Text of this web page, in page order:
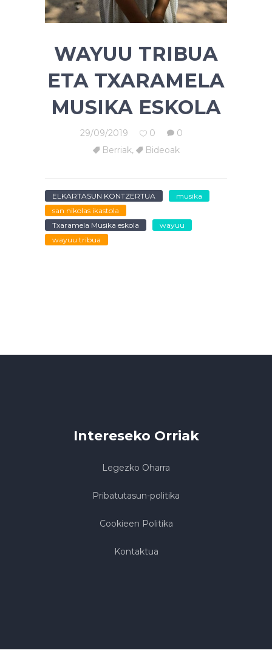
WAYUU TRIBUA
ETA TXARAMELA
MUSIKA ESKOLA
29/09/2019 0
0
Berriak, Bideoak
ELKARTASUN KONTZERTUA
musika
san nikolas ikastola
Txaramela Musika eskola
wayuu
wayuu tribua
Intereseko Orriak
Legezko Oharra
Pribatutasun-politika
Cookieen Politika
Kontaktua